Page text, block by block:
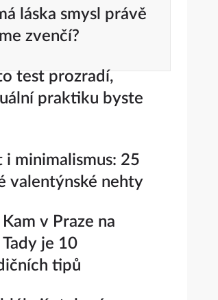
láska smysl právě
zvenčí?
test prozradí,
praktiku byste
minimalismus: 25
valentýnské nehty
v Praze na
je 10
tipů